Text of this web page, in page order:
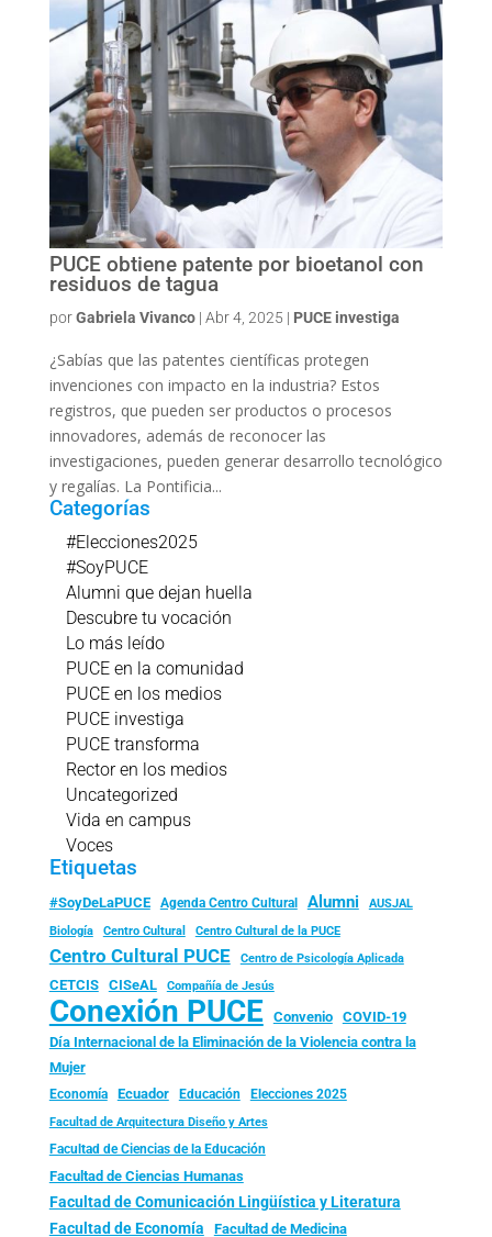
PUCE obtiene patente por bioetanol con
residuos de tagua
porGabriela Vivanco| Abr 4, 2025 | PUCE investiga
¿Sabías que las patentes científicas protegen
invenciones con impacto en la industria? Estos
registros, que pueden ser productos o procesos
innovadores, además de reconocer las
investigaciones, pueden generar desarrollo tecnológico
y regalías. La Pontificia...
Categorías
#Elecciones2025
#SoyPUCE
Alumni que dejan huella
Descubre tu vocación
Lo más leído
PUCE en la comunidad
PUCE en los medios
PUCE investiga
PUCE transforma
Rector en los medios
Uncategorized
Vida en campus
Voces
Etiquetas
#SoyDeLaPUCE Agenda Centro Cultural Alumni
AUSJAL
Biología
Centro Cultural Centro Cultural de la PUCE
Centro Cultural PUCE Centro de Psicología Aplicada
CETCIS CISeAL Compañía de Jesús
Conexión PUCE Convenio
COVID-19
Día Internacional de la Eliminación de la Violencia contra la
Mujer
Economía Ecuador Educación Elecciones 2025
Facultad de Arquitectura Diseño y Artes
Facultad de Ciencias de la Educación
Facultad de Ciencias Humanas
Facultad de Comunicación Lingüística y Literatura
Facultad de Economía Facultad de Medicina